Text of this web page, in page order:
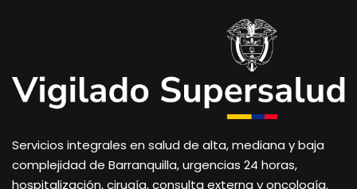
Servicios integrales en salud de alta, mediana y baja
complejidad de Barranquilla, urgencias 24 horas,
hospitalización, cirugía, consulta externa y oncología.